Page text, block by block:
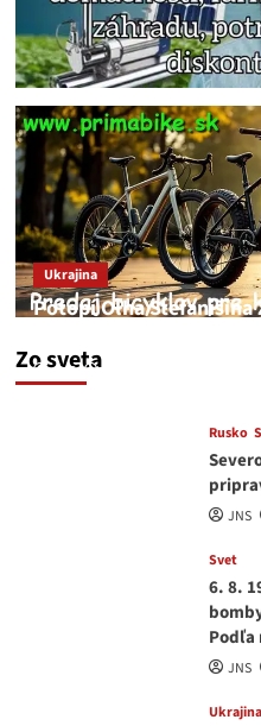
Zo sveta
Ukrajina
Potopí Oľha Stefanišina
JNS
Rusko
JNS
Svet
6. 8.
Podľa
JNS
Ukrajina